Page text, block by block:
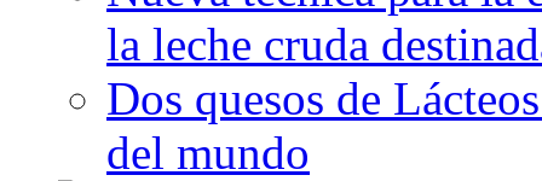
la leche cruda
Dos quesos de
del mundo